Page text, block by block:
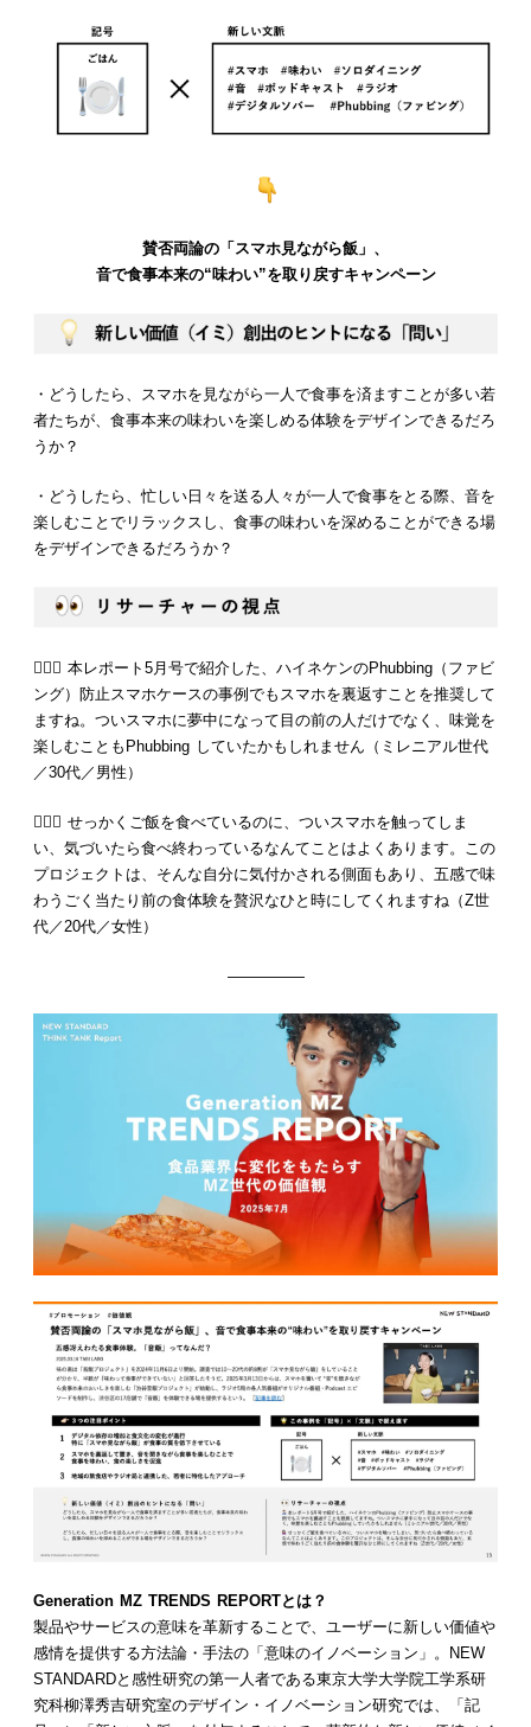
賛否両論の「スマホ見ながら飯」、
音で食事本来の“味わい”を取り戻すキャンペーン
・どうしたら、スマホを見ながら一人で食事を済ますことが多い若
者たちが、食事本来の味わいを楽しめる体験をデザインできるだろ
うか？
・どうしたら、忙しい日々を送る人々が一人で食事をとる際、音を
楽しむことでリラックスし、食事の味わいを深めることができる場
をデザインできるだろうか？
💁🏻‍♂️ 本レポート5月号で紹介した、ハイネケンのPhubbing（ファビ
ング）防止スマホケースの事例でもスマホを裏返すことを推奨して
ますね。ついスマホに夢中になって目の前の人だけでなく、味覚を
楽しむこともPhubbing していたかもしれません（ミレニアル世代
／30代／男性）
💁🏻‍♀️ せっかくご飯を食べているのに、ついスマホを触ってしま
い、気づいたら食べ終わっているなんてことはよくあります。この
プロジェクトは、そんな自分に気付かされる側面もあり、五感で味
わうごく当たり前の食体験を贅沢なひと時にしてくれますね（Z世
代／20代／女性）
—————
Generation MZ TRENDS REPORTとは？
製品やサービスの意味を革新することで、ユーザーに新しい価値や
感情を提供する方法論・手法の「意味のイノベーション」。NEW
STANDARDと感性研究の第一人者である東京大学大学院工学系研
究科柳澤秀吉研究室のデザイン・イノベーション研究では、「記